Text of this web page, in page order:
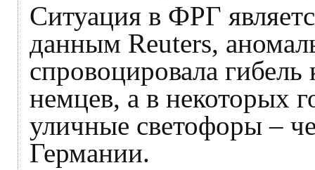
Ситуация в ФРГ
данным Reuters,
спровоцировала
немцев, а в некоторых
уличные светофоры –
Германии.